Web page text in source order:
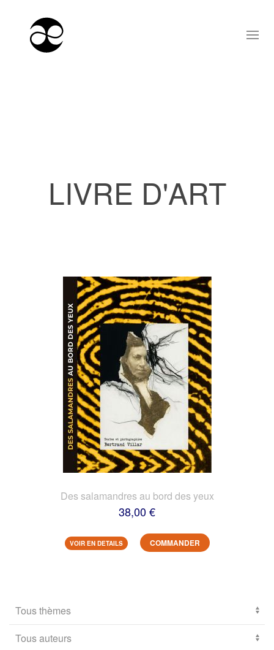
LIVRE D'ART
Des salamandres au bord des yeux
38,00 €
VOIR EN DETAILS COMMANDER